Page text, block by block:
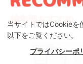
当サイトではCookieを
以下をご覧ください。
プライバシーポ
編集部おすすめ